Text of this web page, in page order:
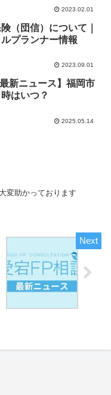
2023.02.01
（団信）について｜
プランナー情報
2023.09.01
新ニュース】福岡市
はいつ？
2025.05.14
変助かっております